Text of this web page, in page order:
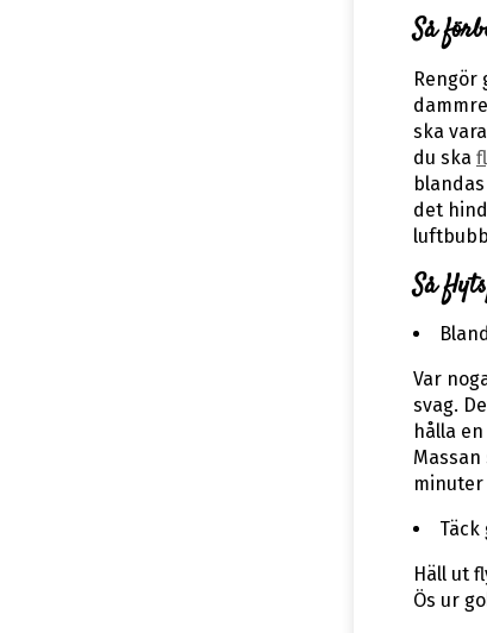
Så
Rengör
ska
du ska
det
Så
Var
svag.
hålla
Häll ut
Ös ur